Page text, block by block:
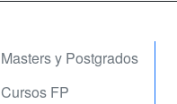
Masters y Postgrados
Cursos FP